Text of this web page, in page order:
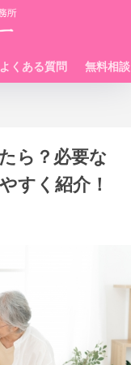
よくある質問 無料相談
ら？必要な
すく紹介！